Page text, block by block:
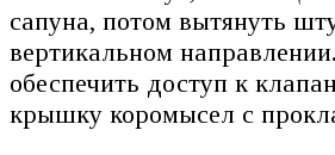
сапуна, потом вытянуть
вертикальном
обеспечить доступ к
крышку коромысел с